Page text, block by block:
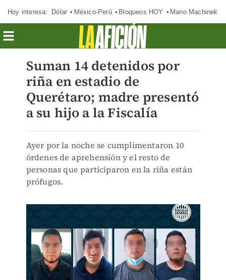
Hoy interesa: Dólar México-Perú Bloqueos HOY Mano Machinek
Suman 14 detenidos por
riña en estadio de
Querétaro; madre presentó
a su hijo a la Fiscalía
Ayer por la noche se cumplimentaron 10
órdenes de aprehensión y el resto de
personas que participaron en la riña están
prófugos.